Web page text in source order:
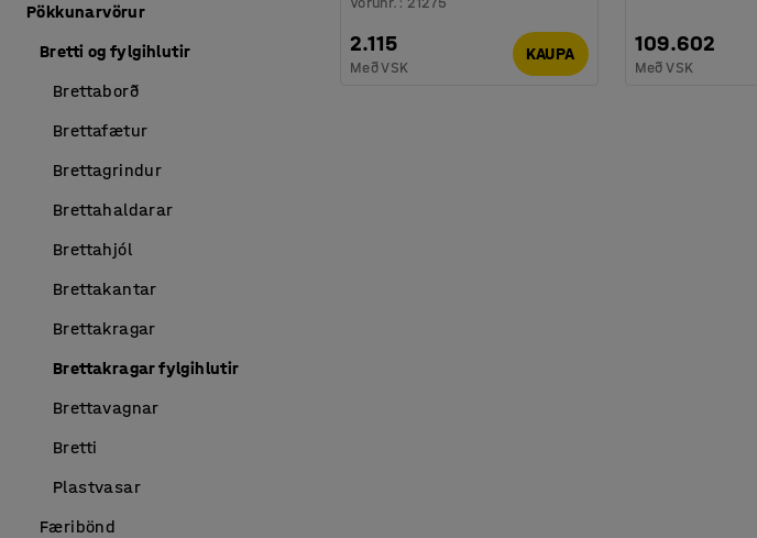
2.115
Með VSK
KAUPA 109.602
Með VSK
Pökkunarvörur
Bretti og fylgihlutir
Brettaborð
Brettafætur
Brettagrindur
Brettahaldarar
Brettahjól
Brettakantar
Brettakragar
Brettakragar fylgihlutir
Brettavagnar
Bretti
Plastvasar
Færibönd